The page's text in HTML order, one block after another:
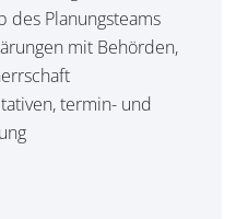
des Planungsteams
mit Behörden,
termin- und